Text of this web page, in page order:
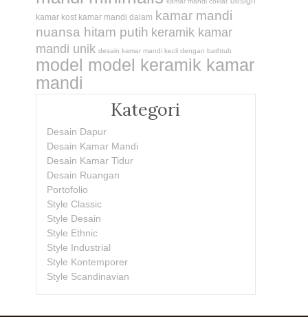
kamar kost kamar mandi dalam kamar mandi
nuansa hitam putih keramik kamar
mandi unik desain kamar mandi kecil dengan bathtub
model model keramik kamar
mandi
Kategori
Desain Dapur
Desain Kamar Mandi
Desain Kamar Tidur
Desain Ruangan
Portofolio
Style Classic
Style Desain
Style Ethnic
Style Industrial
Style Kontemporer
Style Scandinavian